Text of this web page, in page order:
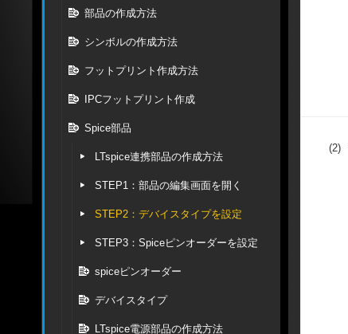
部品の作成方法
シンボルの作成方法
フットプリント作成方法
IPCフットプリント作成
Spice部品
LTspice連携部品の作成方法
STEP1：部品の編集画面を開く
STEP2：デバイスタイプを設定
STEP3：Spiceピンオーダーを設定
spiceピンオーダー
デバイスタイプ
LTspice電源部品の作成方法
(2)